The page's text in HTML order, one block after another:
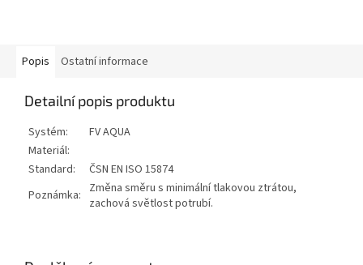
Popis Ostatní informace
Detailní popis produktu
Systém:
FV AQUA
Materiál:
Standard:
ČSN EN ISO 15874
Poznámka: Změna směru s minimální tlakovou ztrátou,
zachová světlost potrubí.